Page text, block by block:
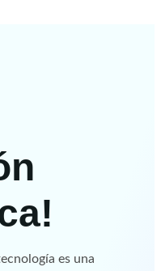
es una